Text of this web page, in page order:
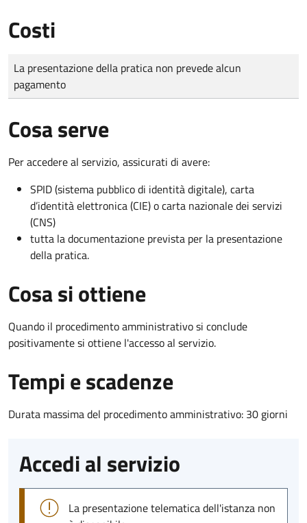
Costi
Tipo di pagamento
Importo
La presentazione della pratica non prevede alcun
pagamento
Cosa serve
Per accedere al servizio, assicurati di avere:
SPID (sistema pubblico di identità digitale), carta
d’identità elettronica (CIE) o carta nazionale dei servizi
(CNS)
tutta la documentazione prevista per la presentazione
della pratica.
Cosa si ottiene
Quando il procedimento amministrativo si conclude
positivamente si ottiene l'accesso al servizio.
Tempi e scadenze
Durata massima del procedimento amministrativo: 30 giorni
Accedi al servizio
La presentazione telematica dell'istanza non